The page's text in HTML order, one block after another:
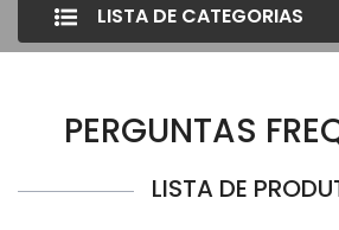
LISTA DE CATEGORIAS
PERGUNTAS
LISTA DE